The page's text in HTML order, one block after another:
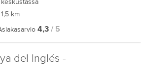
keskustassa
1,5 km
4,3 / 5
del Inglés -